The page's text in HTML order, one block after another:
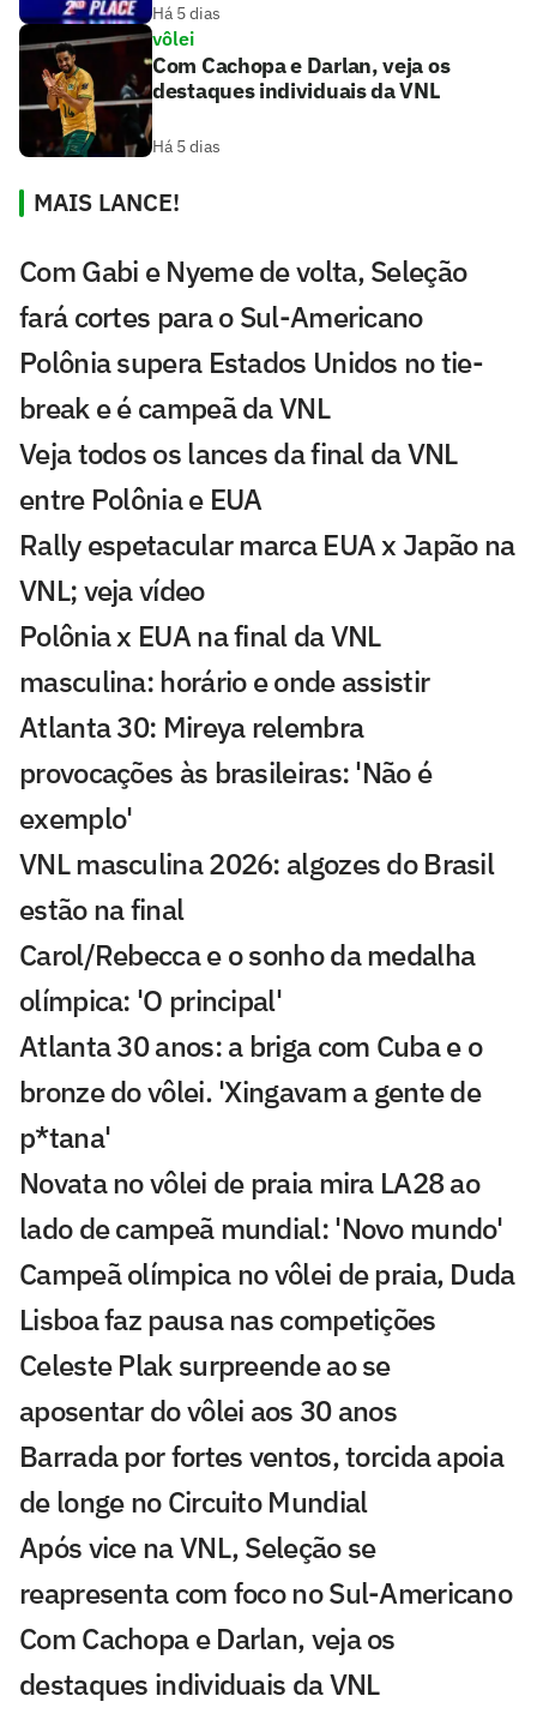
Há 5 dias
vôlei
Com Cachopa e Darlan, veja os
destaques individuais da VNL
Há 5 dias
MAIS LANCE!
Com Gabi e Nyeme de volta, Seleção
fará cortes para o Sul-Americano
Polônia supera Estados Unidos no tie-
break e é campeã da VNL
Veja todos os lances da final da VNL
entre Polônia e EUA
Rally espetacular marca EUA x Japão na
VNL; veja vídeo
Polônia x EUA na final da VNL
masculina: horário e onde assistir
Atlanta 30: Mireya relembra
provocações às brasileiras: 'Não é
exemplo'
VNL masculina 2026: algozes do Brasil
estão na final
Carol/Rebecca e o sonho da medalha
olímpica: 'O principal'
Atlanta 30 anos: a briga com Cuba e o
bronze do vôlei. 'Xingavam a gente de
p*tana'
Novata no vôlei de praia mira LA28 ao
lado de campeã mundial: 'Novo mundo'
Campeã olímpica no vôlei de praia, Duda
Lisboa faz pausa nas competições
Celeste Plak surpreende ao se
aposentar do vôlei aos 30 anos
Barrada por fortes ventos, torcida apoia
de longe no Circuito Mundial
Após vice na VNL, Seleção se
reapresenta com foco no Sul-Americano
Com Cachopa e Darlan, veja os
destaques individuais da VNL